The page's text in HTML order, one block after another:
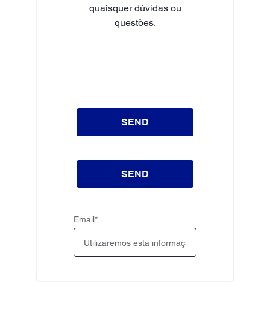
quaisquer dúvidas ou
questões.
SEND
SEND
Email*